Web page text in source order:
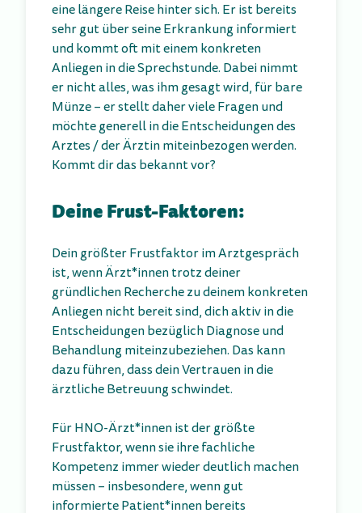
eine längere Reise hinter sich. Er ist bereits
sehr gut über seine Erkrankung informiert
und kommt oft mit einem konkreten
Anliegen in die Sprechstunde. Dabei nimmt
er nicht alles, was ihm gesagt wird, für bare
Münze – er stellt daher viele Fragen und
möchte generell in die Entscheidungen des
Arztes / der Ärztin miteinbezogen werden.
Kommt dir das bekannt vor?
Deine Frust-Faktoren:
Dein größter Frustfaktor im Arztgespräch
ist, wenn Ärzt*innen trotz deiner
gründlichen Recherche zu deinem konkreten
Anliegen nicht bereit sind, dich aktiv in die
Entscheidungen bezüglich Diagnose und
Behandlung miteinzubeziehen. Das kann
dazu führen, dass dein Vertrauen in die
ärztliche Betreuung schwindet.
Für HNO-Ärzt*innen ist der größte
Frustfaktor, wenn sie ihre fachliche
Kompetenz immer wieder deutlich machen
müssen – insbesondere, wenn gut
informierte Patient*innen bereits